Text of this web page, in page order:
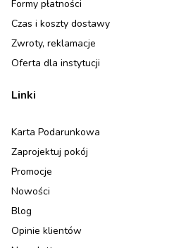
Formy płatności
Czas i koszty dostawy
Zwroty, reklamacje
Oferta dla instytucji
Linki
Karta Podarunkowa
Zaprojektuj pokój
Promocje
Nowości
Blog
Opinie klientów